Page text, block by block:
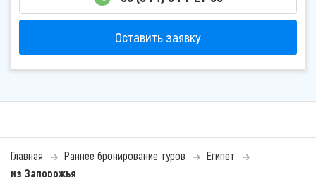
Оставить заявку
Главная Раннее бронирование туров
Египет
из Запорожья